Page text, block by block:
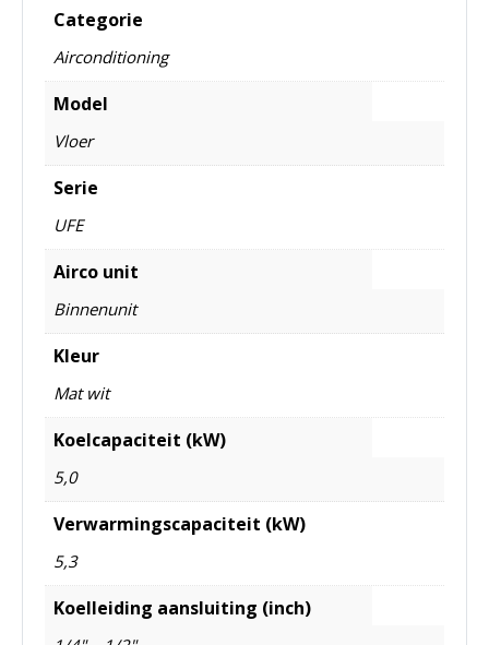
Categorie
Airconditioning
Model
Vloer
Serie
UFE
Airco unit
Binnenunit
Kleur
Mat wit
Koelcapaciteit (kW)
5,0
Verwarmingscapaciteit (kW)
5,3
Koelleiding aansluiting (inch)